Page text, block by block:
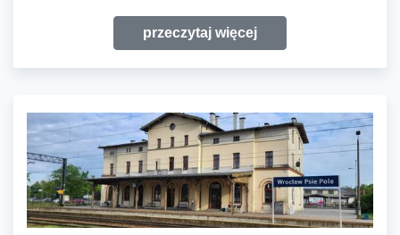
przeczytaj więcej